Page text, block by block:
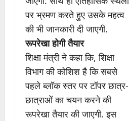
पर भ्रमण करते हुए उसके महत्व
की भी जानकारी दी जाएगी.
रूपरेखा होगी तैयार
शिक्षा मंत्री ने कहा कि, शिक्षा
विभाग की कोशिश है कि सबसे
पहले ब्लॉक स्तर पर टॉपर छात्र-
छात्राओं का चयन करने की
रूपरेखा तैयार की जाएगी. इस